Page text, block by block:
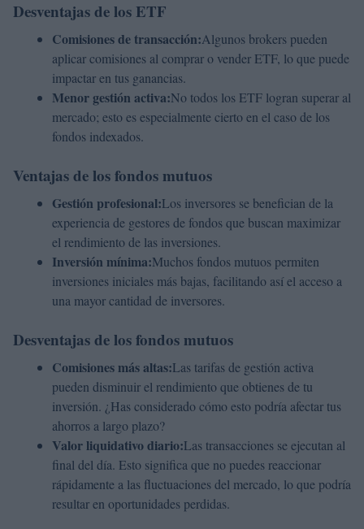
Desventajas de los ETF
Comisiones de transacción:Algunos brokers pueden
aplicar comisiones al comprar o vender ETF, lo que puede
impactar en tus ganancias.
Menor gestión activa:No todos los ETF logran superar al
mercado; esto es especialmente cierto en el caso de los
fondos indexados.
Ventajas de los fondos mutuos
Gestión profesional:Los inversores se benefician de la
experiencia de gestores de fondos que buscan maximizar
el rendimiento de las inversiones.
Inversión mínima:Muchos fondos mutuos permiten
inversiones iniciales más bajas, facilitando así el acceso a
una mayor cantidad de inversores.
Desventajas de los fondos mutuos
Comisiones más altas:Las tarifas de gestión activa
pueden disminuir el rendimiento que obtienes de tu
inversión. ¿Has considerado cómo esto podría afectar tus
ahorros a largo plazo?
Valor liquidativo diario:Las transacciones se ejecutan al
final del día. Esto significa que no puedes reaccionar
rápidamente a las fluctuaciones del mercado, lo que podría
resultar en oportunidades perdidas.